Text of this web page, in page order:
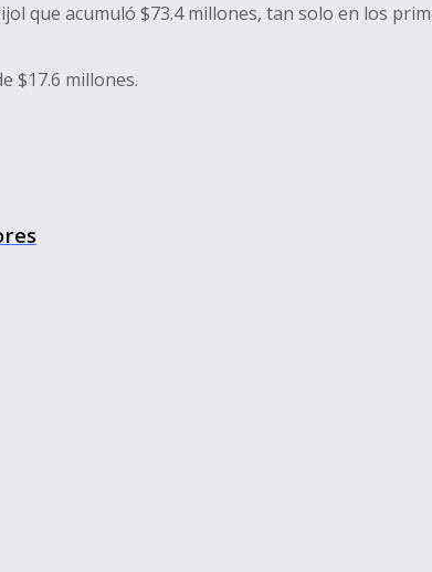
que acumuló $73.4 millones, tan solo en los
$17.6 millones.